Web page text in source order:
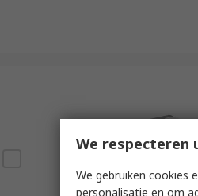
We respecteren
We gebruiken cookies
personalisatie en om